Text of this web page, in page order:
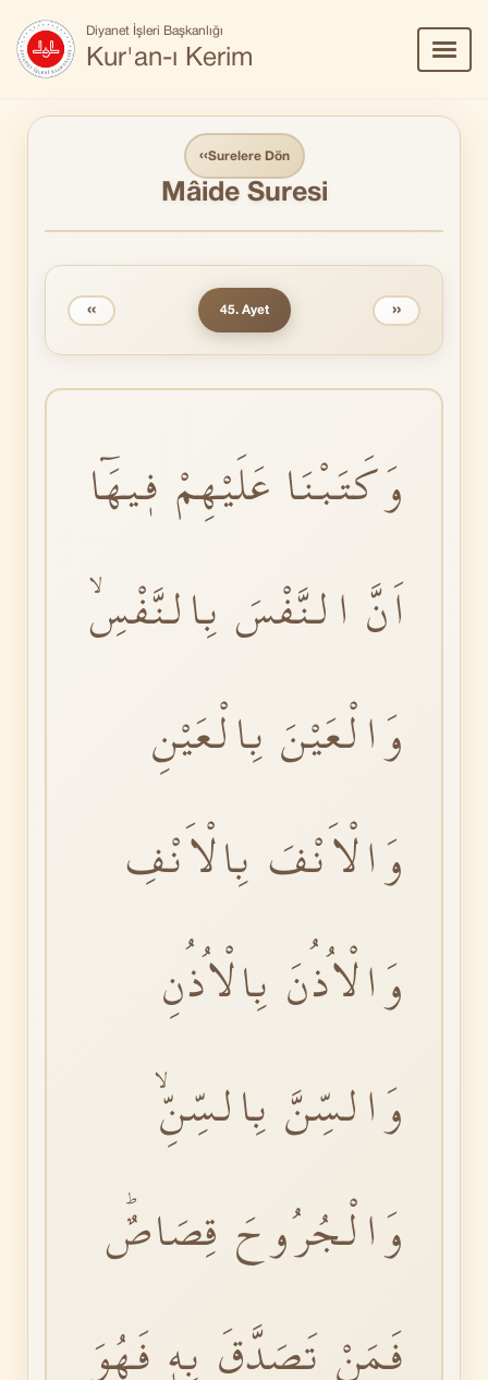
Diyanet İşleri Başkanlığı
Kur'an-ı Kerim
Aç/
‹‹Surelere Dön
Mâide Suresi
‹‹ 45. Ayet ››
وَكَتَبْنَا عَلَيْهِمْ فٖيهَٓا
اَنَّ النَّفْسَ بِالنَّفْسِۙ
وَالْعَيْنَ بِالْعَيْنِ
وَالْاَنْفَ بِالْاَنْفِ
وَالْاُذُنَ بِالْاُذُنِ
وَالسِّنَّ بِالسِّنِّۙ
وَالْجُرُوحَ قِصَاصٌؕ
فَمَنْ تَصَدَّقَ بِهٖ فَهُوَ